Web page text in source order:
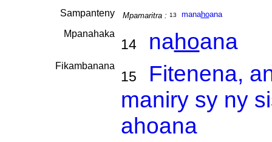
Sampanteny Mpamaritra : 13 manahoana
Mpanahaka
14 nahoana
Fikambanana
15
Fitenena,
maniry sy ny
ahoana